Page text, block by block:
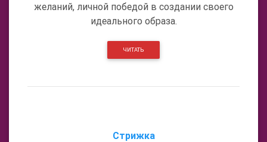
желаний, личной победой в создании своего
идеального образа.
ЧИТАТЬ
Стрижка